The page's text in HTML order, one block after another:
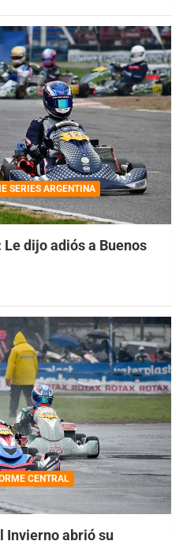
SERIES ARGENTINA
dijo adiós a Buenos
CENTRAL
Invierno abrió su